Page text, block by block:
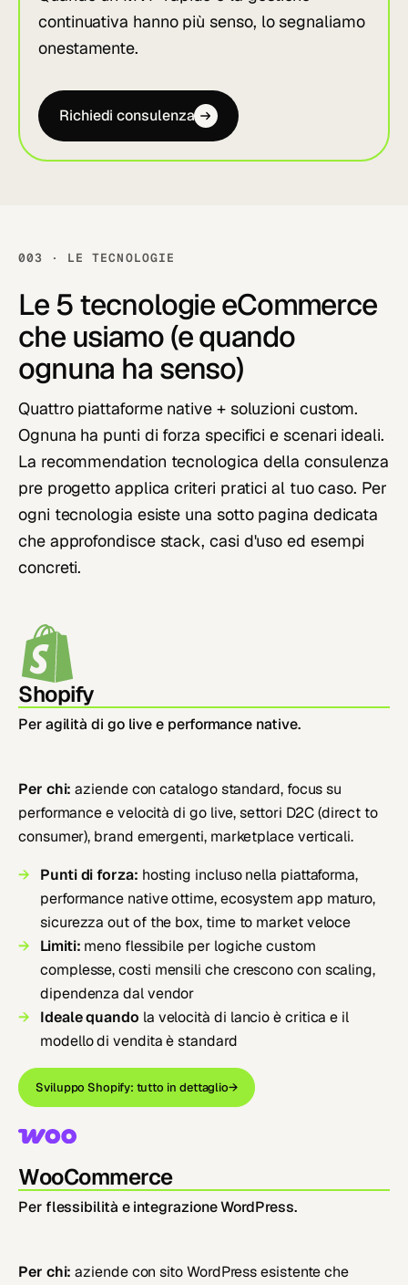
continuativa hanno più senso, lo segnaliamo
onestamente.
Richiedi consulenza
003 · LE TECNOLOGIE
Le 5 tecnologie eCommerce
che usiamo (e quando
ognuna ha senso)
Quattro piattaforme native + soluzioni custom.
Ognuna ha punti di forza specifici e scenari ideali.
La recommendation tecnologica della consulenza
pre progetto applica criteri pratici al tuo caso. Per
ogni tecnologia esiste una sotto pagina dedicata
che approfondisce stack, casi d'uso ed esempi
concreti.
Shopify
Per agilità di go live e performance native.
Per chi: aziende con catalogo standard, focus su
performance e velocità di go live, settori D2C (direct to
consumer), brand emergenti, marketplace verticali.
Punti di forza: hosting incluso nella piattaforma,
performance native ottime, ecosystem app maturo,
sicurezza out of the box, time to market veloce
Limiti: meno flessibile per logiche custom
complesse, costi mensili che crescono con scaling,
dipendenza dal vendor
Ideale quando la velocità di lancio è critica e il
modello di vendita è standard
Sviluppo Shopify: tutto in dettaglio→
WooCommerce
Per flessibilità e integrazione WordPress.
Per chi: aziende con sito WordPress esistente che